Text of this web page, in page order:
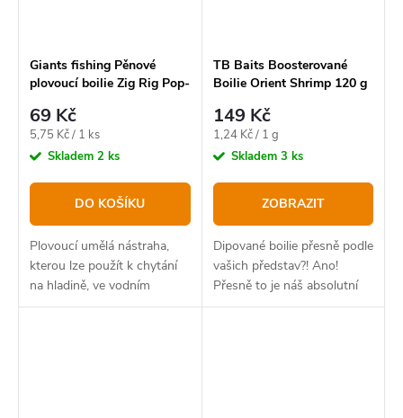
Giants fishing Pěnové
plovoucí boilie Zig Rig Pop-
69 Kč
Měrná
cena:
5,75 Kč / 1 ks
Skladem 2 ks
DO KOŠÍKU
Plovoucí umělá nástraha,
kterou lze použít k chytání
na hladině, ve vodním
sloupci, nebo v kombinaci s
TB Baits Boosterované
Boilie Orient Shrimp 120 g
149 Kč
Měrná
cena:
1,24 Kč / 1 g
Skladem 3 ks
ZOBRAZIT
Dipované boilie přesně podle
vašich představ?! Ano!
Přesně to je náš absolutní
bestseller v novém balení.